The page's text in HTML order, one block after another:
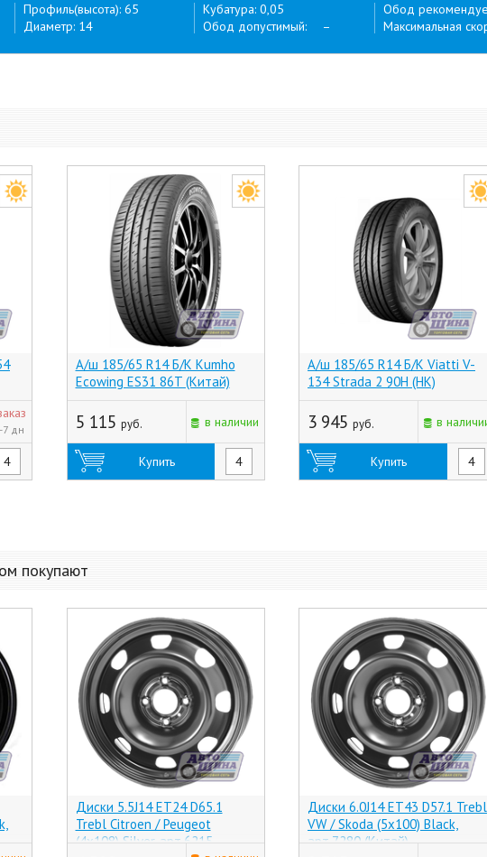
Профиль(высота): 65
Диаметр: 14
Кубатура: 0,05
Обод допустимый: –
Обод
Максимальная
7 дн
А/ш 185/65 R14 Б/К Kumho
Ecowing ES31 86T (Китай)
5 115 руб. в наличии
Купить
А/ш 185/65 R14 Б/К Viatti V-
134 Strada 2 90H (НК)
3 945 руб. в
Купить
покупают
Диски 5.5J14 ET24 D65.1
Trebl Citroen / Peugeot
(4x108) Silver, арт.6215
Диски 6.0J14 ET43 D57.1 Trebl
VW / Skoda (5x100) Black,
арт.7280 (Китай)